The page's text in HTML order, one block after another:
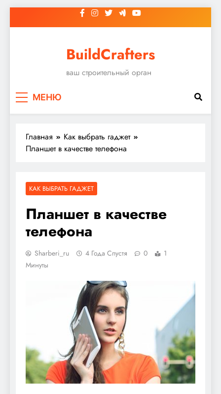
к
BuildCrafters
ваш строительный орган
МЕНЮ
Главная
Как выбрать гаджет
Планшет в качестве телефона
КАК ВЫБРАТЬ ГАДЖЕТ
Планшет в качестве
телефона
Sharberi_ru 4 Года Спустя 0
1
Минуты